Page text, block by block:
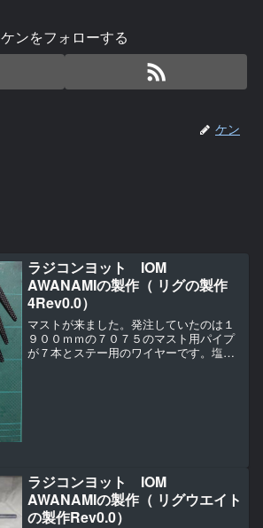
ケンをフォローする
ケン
ラジコンヨット IOM
AWANAMIの製作（ リグの製作
4Rev0.0）
マストが来ました。発注していたのは１
９００ｍｍの７０７５のマスト用パイプ
が７本とステー用のワイヤーです。塩ビ
ラジコンヨット IOM
AWANAMIの製作（ リグウエイト
の製作Rev0.0）